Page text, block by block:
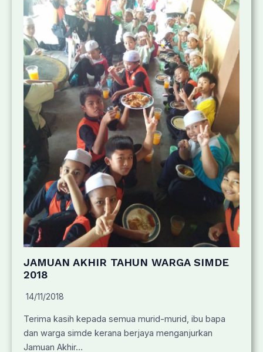
JAMUAN AKHIR TAHUN WARGA SIMDE
2018
14/11/2018
Terima kasih kepada semua murid-murid, ibu bapa
dan warga simde kerana berjaya menganjurkan
Jamuan Akhir…